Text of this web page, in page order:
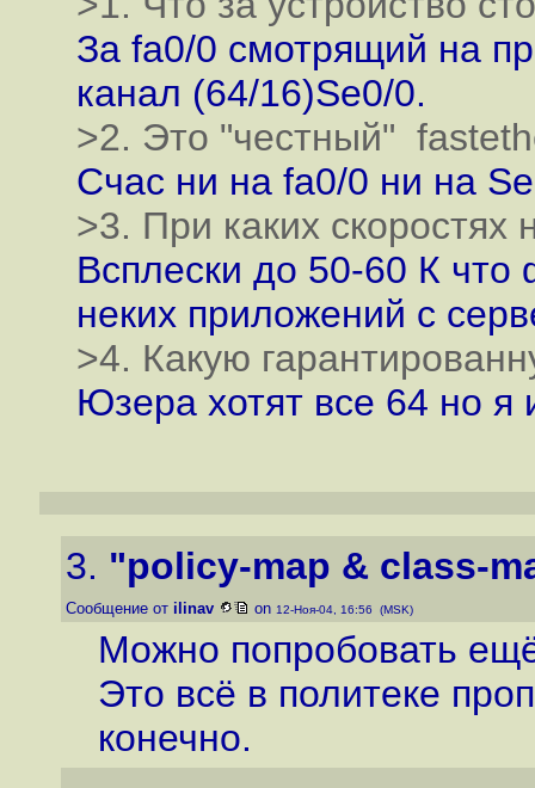
За fa0/0 смотрящий на
канал (64/16)Se0/0.
>2. Это "честный"
Счас ни на fa0/0 ни на
>3. При каких скоростях
Всплески до 50-60 К что
неких приложений с
>4. Какую
Юзера хотят все 64 но
3. "policy-map & class-
Сообщение от ilinav on 12-Ноя-04, 16:56 (MSK)
Можно попробовать
Это всё в политеке
конечно.